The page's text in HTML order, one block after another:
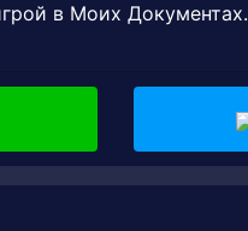
в Моих Документах.